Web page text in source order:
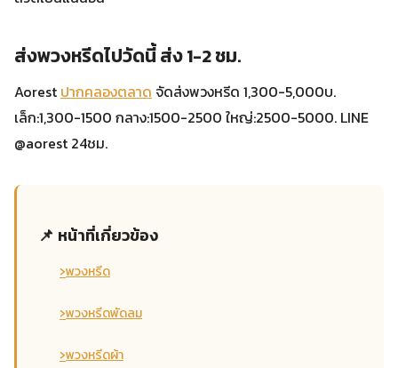
ส่งพวงหรีดไปวัดนี้ ส่ง 1-2 ชม.
Aorest ปากคลองตลาด จัดส่งพวงหรีด 1,300-5,000บ.
เล็ก:1,300-1500 กลาง:1500-2500 ใหญ่:2500-5000. LINE
@aorest 24ชม.
📌 หน้าที่เกี่ยวข้อง
›พวงหรีด
›พวงหรีดพัดลม
›พวงหรีดผ้า